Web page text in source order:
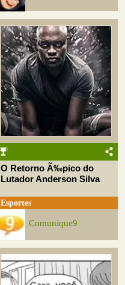
O Retorno Ã‰pico do
Lutador Anderson Silva
Esportes
Comunique9